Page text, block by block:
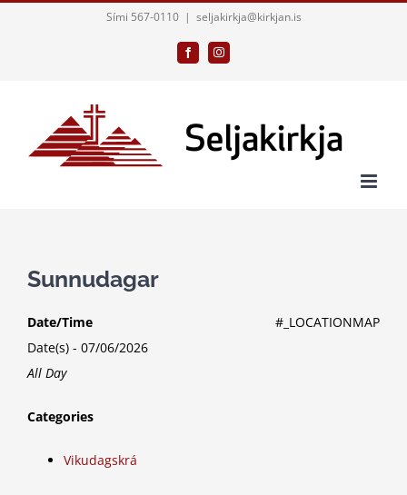
Sími 567-0110 | seljakirkja@kirkjan.is
FacebookInstagram
Sunnudagar
#_LOCATIONMAP
Date/Time
Date(s) - 07/06/2026
All Day
Categories
Vikudagskrá